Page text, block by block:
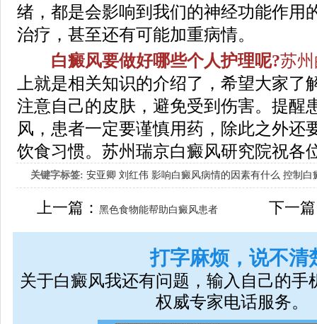
绪，都是会影响到我们的神经功能作用
治疗，甚至还有可能加重病情。
白癜风要做好哪些个人护理呢?苏
上就是相关知识的介绍了，希望大家了
注意自己的皮肤，避免受到伤害。提醒
风，患者一定要谨慎用药，除此之外还
饮食习惯。苏州瑞京白癜风研究院祝各
关键字标签: 安亚卿 刘红伟 影响白癜风病情的因素有什么 控制白
女生应该如何治疗呢
上一篇：黑色食物能帮助白癜风患者 下一
打字麻烦，说不清
关于白癜风我还有问题，输入自己的手
权威专家电话服务。